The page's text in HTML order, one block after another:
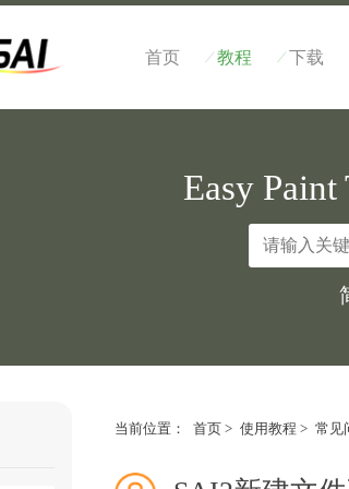
首页 /教程 /下载
Easy
当前位置： 首页> 使用教程 > 常见